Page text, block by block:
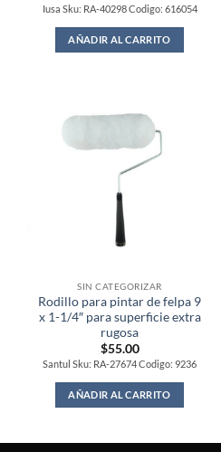
Iusa Sku: RA-40298 Codigo: 616054
AÑADIR AL CARRITO
SIN CATEGORIZAR
Rodillo para pintar de felpa 9
x 1-1/4″ para superficie extra
rugosa
$55.00
Santul Sku: RA-27674 Codigo: 9236
AÑADIR AL CARRITO